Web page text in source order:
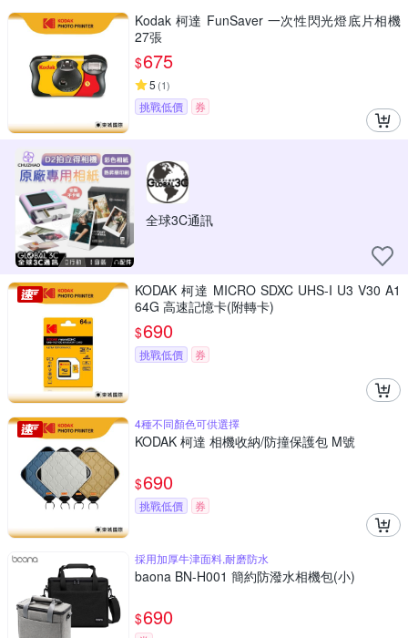
Kodak 柯達 FunSaver 一次性閃光燈底片相機
27張
$675
5 (1)
挑戰低價 券
全球3C通訊
KODAK 柯達 MICRO SDXC UHS-I U3 V30 A1
64G 高速記憶卡(附轉卡)
$690
挑戰低價 券
4種不同顏色可供選擇
KODAK 柯達 相機收納/防撞保護包 M號
$690
挑戰低價 券
採用加厚牛津面料,耐磨防水
baona BN-H001 簡約防潑水相機包(小)
$690